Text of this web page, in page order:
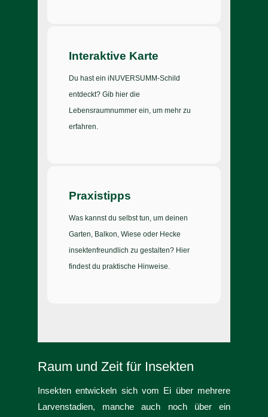
Interaktive Karte
Du hast ein iNUVERSUMM-Schild
entdeckt? Gib hier die
Lebensraumnummer ein, um mehr zu
erfahren.
Praxistipps
Was kannst du selbst tun, um deinen
Garten, Balkon, Wiese oder Hecke
insektenfreundlich zu gestalten? Hier
findest du praktische Hinweise.
Raum und Zeit für Insekten
Insekten entwickeln sich vom Ei über mehrere
Larvenstadien, manche auch noch über ein